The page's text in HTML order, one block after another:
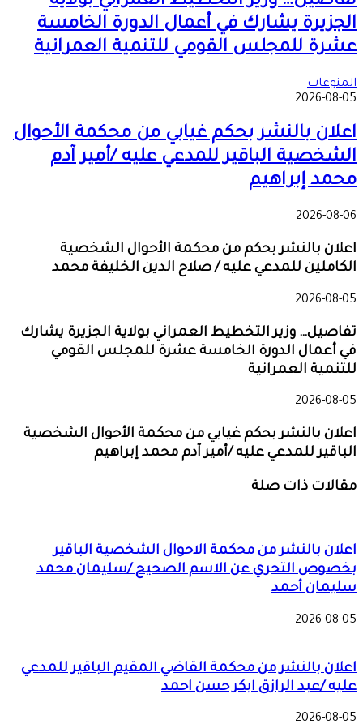
الجزيرة يشارك في أعمال الدورة الخامسة
عشرة للمجلس القومي للتنمية العمرانية
المنوعات
2026-08-05
اعلان بالنشر بحكم غيابي من محكمة الأحوال
الشخصية الباقير للمدعي عليه /أمير آدم
محمد إبراهيم
2026-08-06
اعلان بالنشر بحكم من محكمة الأحوال الشخصية
الكاملين للمدعي عليه / صلاح الدين الخليفة محمد
2026-08-05
تفاصيل… وزير التخطيط العمراني بولاية الجزيرة يشارك
في أعمال الدورة الخامسة عشرة للمجلس القومي
للتنمية العمرانية
2026-08-05
اعلان بالنشر بحكم غيابي من محكمة الأحوال الشخصية
الباقير للمدعي عليه /أمير آدم محمد إبراهيم
مقالات ذات صلة
اعلان بالنشر من محكمة الاحوال الشخصية الباقير
بخصوص التحري عن الاسم الصحيح /سليمان محمد
سليمان أحمد
2026-08-05
اعلان بالنشر من محكمة القاضي المقيم الباقير للمدعي
عليه /عبد الرازق ابكر حسن احمد
2026-08-05